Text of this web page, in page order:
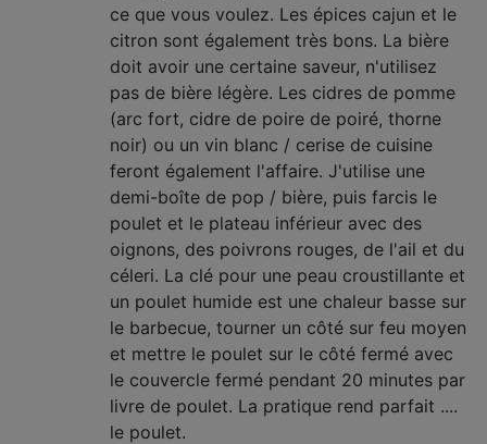
ce que vous voulez. Les épices cajun et le
citron sont également très bons. La bière
doit avoir une certaine saveur, n'utilisez
pas de bière légère. Les cidres de pomme
(arc fort, cidre de poire de poiré, thorne
noir) ou un vin blanc / cerise de cuisine
feront également l'affaire. J'utilise une
demi-boîte de pop / bière, puis farcis le
poulet et le plateau inférieur avec des
oignons, des poivrons rouges, de l'ail et du
céleri. La clé pour une peau croustillante et
un poulet humide est une chaleur basse sur
le barbecue, tourner un côté sur feu moyen
et mettre le poulet sur le côté fermé avec
le couvercle fermé pendant 20 minutes par
livre de poulet. La pratique rend parfait ....
le poulet.